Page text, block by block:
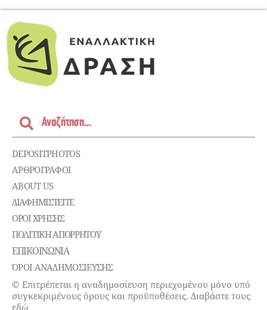
DEPOSITPHOTOS
ΑΡΘΡΟΓΡΑΦΟΙ
ABOUT US
ΔΙΑΦΗΜΙΣΤΕΊΤΕ
ΌΡΟΙ ΧΡΉΣΗΣ
ΠΟΛΙΤΙΚΉ ΑΠΟΡΡΉΤΟΥ
ΕΠΙΚΟΙΝΩΝΊΑ
ΌΡΟΙ ΑΝΑΔΗΜΟΣΙΕΥΣΗΣ
© Επιτρέπεται η αναδημοσίευση περιεχομένου μόνο υπό
συγκεκριμένους όρους και προϋποθέσεις. Διαβάστε τους
εδώ